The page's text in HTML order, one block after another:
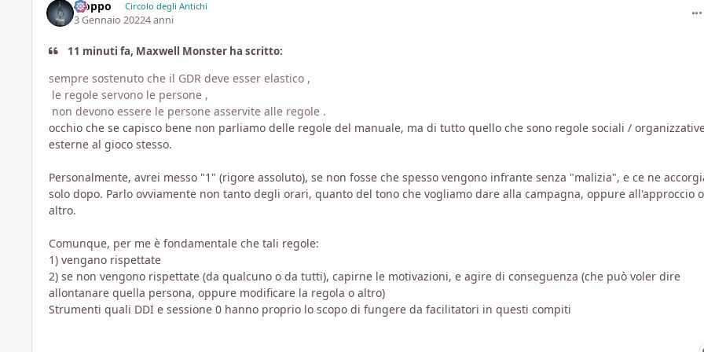
Fioppo Circolo degli Antichi
3 Gennaio 20224 anni
11 minuti fa, Maxwell Monster ha scritto:
sempre sostenuto che il GDR deve esser elastico ,
le regole servono le persone ,
non devono essere le persone asservite alle regole .
occhio che se capisco bene non parliamo delle regole del manuale, ma di tutto quello che sono regole sociali /
esterne al gioco stesso.
Personalmente, avrei messo "1" (rigore assoluto), se non fosse che spesso vengono infrante senza "malizia", e ce ne
solo dopo. Parlo ovviamente non tanto degli orari, quanto del tono che vogliamo dare alla campagna, oppure all'approccio o
altro.
Comunque, per me è fondamentale che tali regole:
1) vengano rispettate
2) se non vengono rispettate (da qualcuno o da tutti), capirne le motivazioni, e agire di conseguenza (che può voler dire
allontanare quella persona, oppure modificare la regola o altro)
Strumenti quali DDI e sessione 0 hanno proprio lo scopo di fungere da facilitatori in questi compiti